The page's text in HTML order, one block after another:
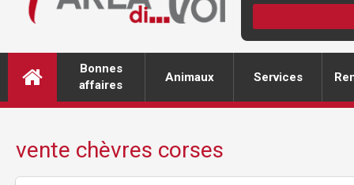
Bonnes
affaires
Animaux Services
vente chèvres corses